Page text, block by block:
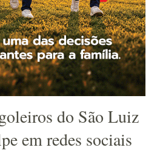
do São Luiz
em redes sociais